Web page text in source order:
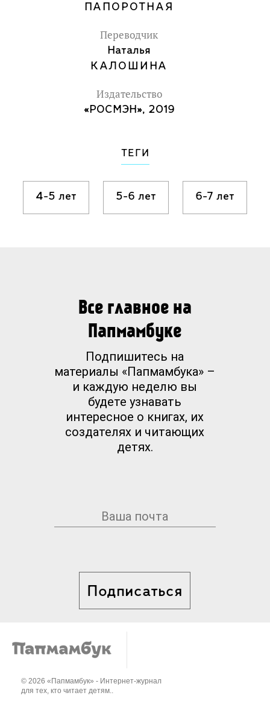
ПАПОРОТНАЯ
Переводчик
Наталья
КАЛОШИНА
Издательство
«РОСМЭН», 2019
ТЕГИ
4-5 лет 5-6 лет 6-7 лет
Все главное на
Папмамбуке
Подпишитесь на
материалы «Папмамбука» –
и каждую неделю вы
будете узнавать
интересное о книгах, их
создателях и читающих
детях.
Подписаться
© 2026 «Папмамбук» - Интернет-журнал
для тех, кто читает детям..